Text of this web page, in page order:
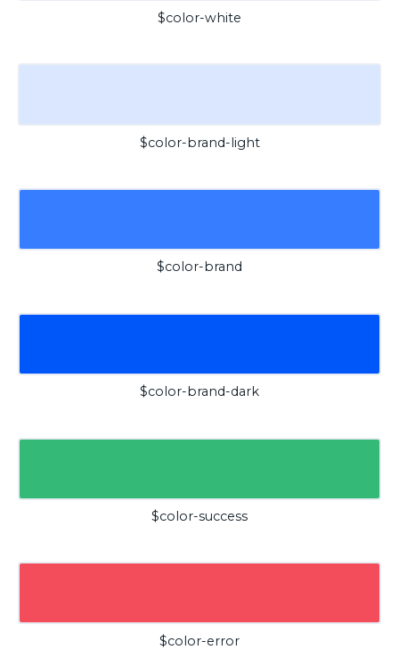
$color-white
$color-brand-light
$color-brand
$color-brand-dark
$color-success
$color-error